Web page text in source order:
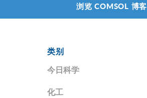
浏览 COMSOL 博客
类别
今日科学
化工